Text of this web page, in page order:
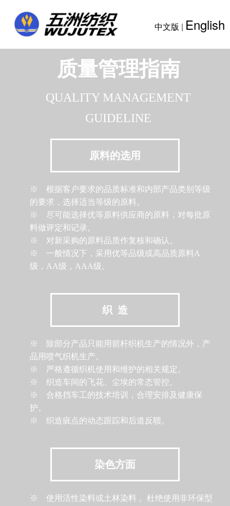
中文版 | English
质量管理指南
QUALITY MANAGEMENT
GUIDELINE
原料的选用
※ 根据客户要求的品质标准和内部产品类别等级
的要求，选择适当等级的原料。
※ 尽可能选择优等原料供应商的原料，对每批原
料做评定和记录。
※ 对新采购的原料品质作复核和确认。
※ 一般情况下，采用优等品级或高品质原料A
级，AA级，AAA级。
织 造
※ 除部分产品只能用箭杆织机生产的情况外，产
品用喷气织机生产。
※ 严格遵循织机使用和维护的相关规定。
※ 织造车间的飞花、尘埃的常态管控。
※ 合格挡车工的技术培训，合理安排及健康保
护。
※ 织造疵点的动态跟踪和后道反聩。
染色方面
※ 使用活性染料或土林染料 。杜绝使用非环保型